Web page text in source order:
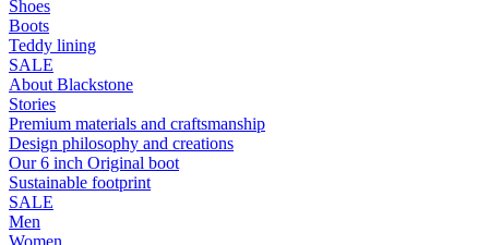
Shoes
Boots
Teddy lining
SALE
About Blackstone
Stories
Premium materials and craftsmanship
Design philosophy and creations
Our 6 inch Original boot
Sustainable footprint
SALE
Men
Women